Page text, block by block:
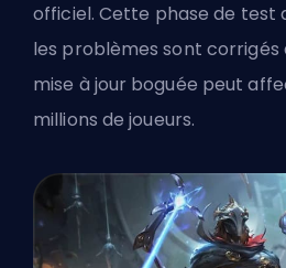
officiel. Cette phase de test
les problèmes sont corrigés
mise à jour boguée peut
millions de joueurs.